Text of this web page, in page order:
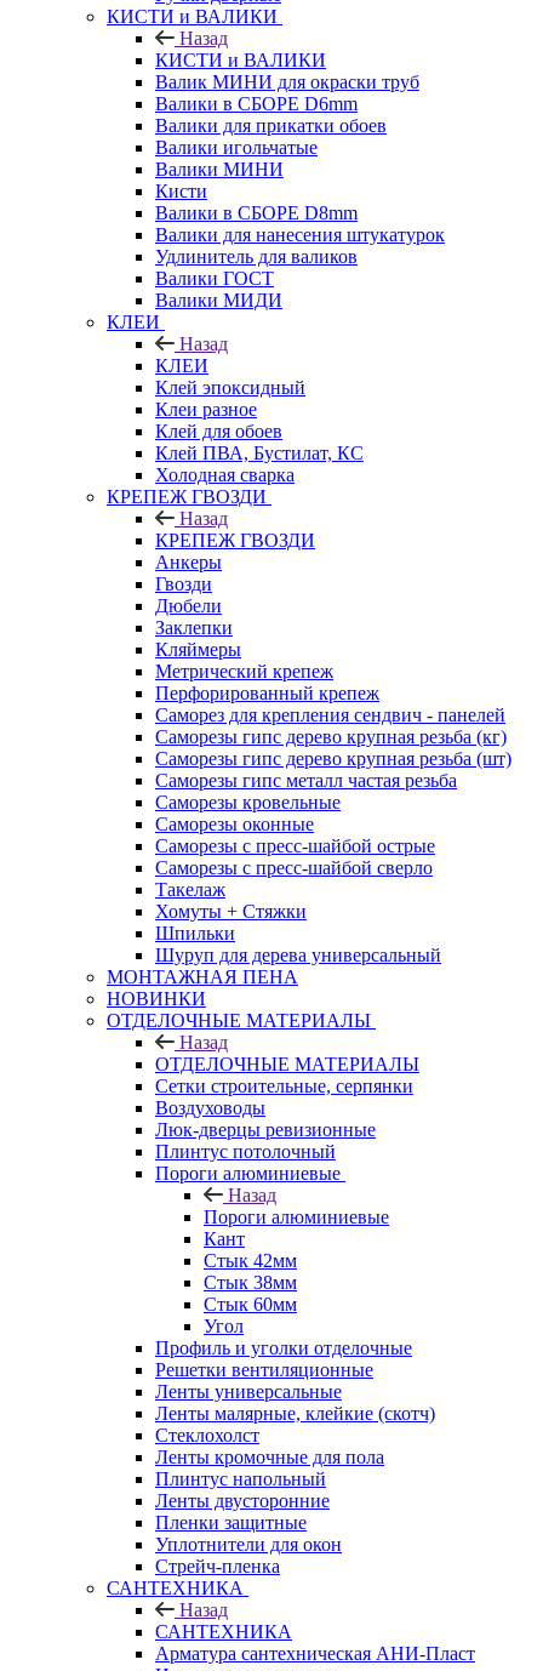
КИСТИ и ВАЛИКИ
Назад
КИСТИ и ВАЛИКИ
Валик МИНИ для окраски труб
Валики в СБОРЕ D6mm
Валики для прикатки обоев
Валики игольчатые
Валики МИНИ
Кисти
Валики в СБОРЕ D8mm
Валики для нанесения штукатурок
Удлинитель для валиков
Валики ГОСТ
Валики МИДИ
КЛЕИ
Назад
КЛЕИ
Клей эпоксидный
Клеи разное
Клей для обоев
Клей ПВА, Бустилат, КС
Холодная сварка
КРЕПЕЖ ГВОЗДИ
Назад
КРЕПЕЖ ГВОЗДИ
Анкеры
Гвозди
Дюбели
Заклепки
Кляймеры
Метрический крепеж
Перфорированный крепеж
Саморез для крепления сендвич - панелей
Саморезы гипс дерево крупная резьба (кг)
Саморезы гипс дерево крупная резьба (шт)
Саморезы гипс металл частая резьба
Саморезы кровельные
Саморезы оконные
Саморезы с пресс-шайбой острые
Саморезы с пресс-шайбой сверло
Такелаж
Хомуты + Стяжки
Шпильки
Шуруп для дерева универсальный
МОНТАЖНАЯ ПЕНА
НОВИНКИ
ОТДЕЛОЧНЫЕ МАТЕРИАЛЫ
Назад
ОТДЕЛОЧНЫЕ МАТЕРИАЛЫ
Сетки строительные, серпянки
Воздуховоды
Люк-дверцы ревизионные
Плинтус потолочный
Пороги алюминиевые
Назад
Пороги алюминиевые
Кант
Стык 42мм
Стык 38мм
Стык 60мм
Угол
Профиль и уголки отделочные
Решетки вентиляционные
Ленты универсальные
Ленты малярные, клейкие (скотч)
Стеклохолст
Ленты кромочные для пола
Плинтус напольный
Ленты двусторонние
Пленки защитные
Уплотнители для окон
Стрейч-пленка
САНТЕХНИКА
Назад
САНТЕХНИКА
Арматура сантехническая АНИ-Пласт